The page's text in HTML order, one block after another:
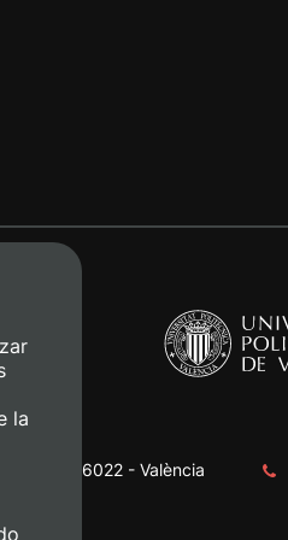
s/n. 46022 - València
la